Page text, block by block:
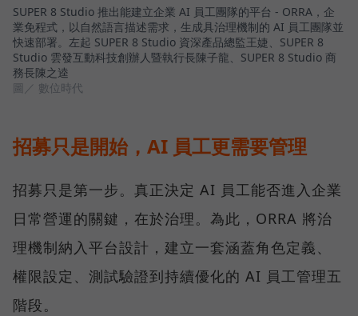
SUPER 8 Studio 推出能建立企業 AI 員工團隊的平台 - ORRA，企
業免程式，以自然語言描述需求，生成具治理機制的 AI 員工團隊並
快速部署。左起 SUPER 8 Studio 資深產品總監王婕、SUPER 8
Studio 雲發互動科技創辦人暨執行長陳子龍、SUPER 8 Studio 商
務長陳之逵
圖／ 數位時代
招募只是開始，AI 員工更需要管理
招募只是第一步。真正決定 AI 員工能否進入企業
日常營運的關鍵，在於治理。為此，ORRA 將治
理機制納入平台設計，建立一套涵蓋角色定義、
權限設定、測試驗證到持續優化的 AI 員工管理五
階段。